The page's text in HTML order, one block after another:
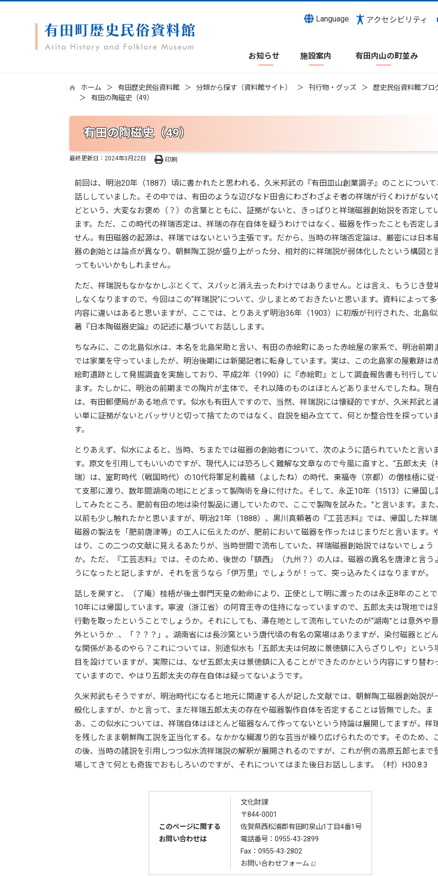
Language アクセシビリティ
お知らせ 施設案内 有田内山の町並み
ホーム 有田歴史民俗資料館 分類から探す（資料館サイト） 刊行物・グッズ 歴史民俗資料館ブロ
有田の陶磁史（49）
有田の陶磁史（49）
最終更新日： 2024年3月22日 印刷
前回は、明治20年（1887）頃に書かれたと思われる、久米邦武の『有田皿山創業調子』のことについて
話ししていました。その中では、有田のような辺ぴなド田舎にわざわざよそ者の祥瑞が行くわけがない
どという、大変なお褒め（？）の言葉とともに、証拠がないと、きっぱりと祥瑞磁器創始説を否定して
ます。ただ、この時代の祥瑞否定は、祥瑞の存在自体を疑うわけではなく、磁器を作ったことも否定し
せん。有田磁器の起源は、祥瑞ではないという主張です。だから、当時の祥瑞否定論は、厳密には日本
器の創始とは論点が異なり、朝鮮陶工説が盛り上がった分、相対的に祥瑞説が弱体化したという構図と
ってもいいかもしれません。
ただ、祥瑞説もなかなかしぶとくて、スパッと消え去ったわけではありません。とは言え、もうじき登
しなくなりますので、今回はこの“祥瑞説”について、少しまとめておきたいと思います。資料によって
内容に違いはあると思いますが、ここでは、とりあえず明治36年（1903）に初版が刊行された、北島
著『日本陶磁器史論』の記述に基づいてお話しします。
ちなみに、この北島似水は、本名を北島栄助と言い、有田の赤絵町にあった赤絵屋の家系で、明治前期
では家業を守っていましたが、明治後期には新聞記者に転身しています。実は、この北島家の屋敷跡は
絵町遺跡として発掘調査を実施しており、平成2年（1990）に『赤絵町』として調査報告書も刊行して
ます。たしかに、明治の前期までの陶片が主体で、それ以降のものはほとんどありませんでしたね。現
は、有田郵便局がある地点です。似水も有田人ですので、当然、祥瑞説には懐疑的ですが、久米邦武と
い単に証拠がないとバッサリと切って捨てたのではなく、自説を組み立てて、何とか整合性を探ってい
す。
とりあえず、似水によると、当時、ちまたでは磁器の創始者について、次のように語られていたと言い
す。原文を引用してもいいのですが、現代人には恐ろしく難解な文章なので今風に直すと、“五郎太夫（
瑞）は、室町時代（戦国時代）の10代将軍足利義稙（よしたね）の時代、東福寺（京都）の僧桂梧に従
て支那に渡り、数年間湖南の地にとどまって製陶術を身に付けた。そして、永正10年（1513）に帰国し
してみたところ、肥前有田の地は染付製品に適していたので、ここで製陶を試みた。”と言います。また
以前も少し触れたかと思いますが、明治21年（1888）、黒川真頼著の『工芸志料』では、帰国した祥
磁器の製法を「肥前唐津等」の工人に伝えたのが、肥前において磁器を作ったはじまりだと言います。
はり、この二つの文献に見えるあたりが、当時世間で流布していた、祥瑞磁器創始説ではないでしょう
か。ただ、『工芸志料』では、そのため、後世の「鎮西」（九州？）の人は、磁器の異名を唐津と言う
うになったと記しますが、それを言うなら「伊万里」でしょうが！って、突っ込みたくはなりますが。
話しを戻すと、（了庵）桂梧が後土御門天皇の勅命により、正使として明に渡ったのは永正8年のことで
10年には帰国しています。寧波（浙江省）の阿育王寺の住持になっていますので、五郎太夫は現地では別
行動を取ったということでしょうか。それにしても、滞在地として流布していたのが“湖南”とは意外や意
外というか…、「？？？」。湖南省には長沙窯という唐代頃の有名の窯場はありますが、染付磁器とどん
な関係があるのやら？これについては、別途似水も「五郎太夫は何故に景徳鎮に入らざりしや」という
目を設けていますが、実際には、なぜ五郎太夫は景徳鎮に入ることができたのかという内容にすり替わ
ていますので、やはり五郎太夫の存在自体は疑ってないようです。
久米邦武もそうですが、明治時代になると地元に関連する人が記した文献では、朝鮮陶工磁器創始説が
般化しますが、かと言って、まだ祥瑞五郎太夫の存在や磁器製作自体を否定することは皆無でした。ま
あ、この似水については、祥瑞自体はほとんど磁器なんて作ってないという持論は展開してますが。祥
を残したまま朝鮮陶工説を正当化する。なかかな綱渡り的な芸当が繰り広げられたのです。そのため、
の後、当時の諸説を引用しつつ似水流祥瑞説の解釈が展開されるのですが、これが例の高原五郎七まで
場してきて何とも奇抜でおもしろいのですが、それについてはまた後日お話しします。（村）H30.8.3
このページに関する
お問い合わせは
文化財課
〒844-0001
佐賀県西松浦郡有田町泉山1丁目4番1号
電話番号： 0955-43-2899
Fax：0955-43-2802
お問い合わせフォーム